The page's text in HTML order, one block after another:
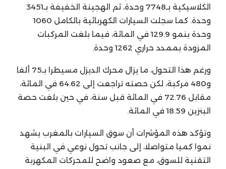
الكلاسيكية بـ7748 وحدة، ثم الهجينة الخفيفة بـ3451
وحدة. كما سجلت السيارات الكهربائية بالكامل 1060
وحدة بنمو 129.9 في المائة، فيما بلغت المركبات
المزودة بممدد حراري 1262 وحدة.
ورغم هذا التحول، ما يزال محرك الديزل مسيطرا بـ75 ألفا
و480 مركبة، لكن حصته تراجعت إلى 64.62 في المائة،
مقابل 72.76 في المائة قبل سنة، في حين بلغت حصة
البنزين 18.59 في المائة.
وتؤكد هذه المؤشرات أن سوق السيارات بالمغرب يشهد
نموا كميا متواصلا، إلى جانب تحول نوعي في البنية
التقنية للسوق، مع صعود واضح للمحركات المكهربة